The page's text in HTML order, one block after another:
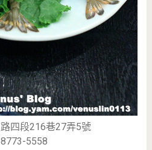
四段216巷27弄5號
5558